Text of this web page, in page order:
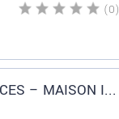
(0)
– MAISON I...